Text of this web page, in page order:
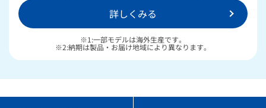
36回まで無料！
新品のパーツ・周辺機器送料無料！
月額会員ならPC＋主要パーツ物損保証！
購入時のPC下取り3,000円値引き！
詳しくみる
※1:一部モデルは海外生産です。
※2:納期は製品・お届け地域により異なります。